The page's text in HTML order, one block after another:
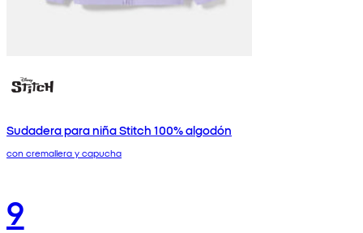
Sudadera para niña Stitch 100% algodón
con cremallera y capucha
9